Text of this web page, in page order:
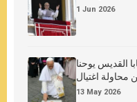
1 Jun 2026
القديس يوحنا
محاولة اغتيال
13 May 2026